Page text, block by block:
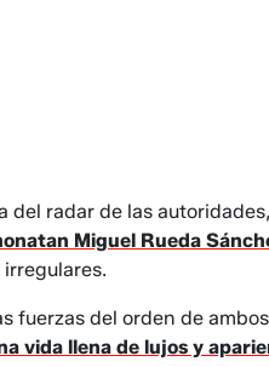
del radar de las
Miguel Rueda
fuerzas del orden de
vida llena de lujos y